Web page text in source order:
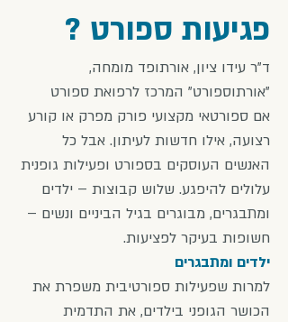
פגיעות ספורט ?
ד"ר עידו ציון, אורתופד מומחה,
"אורתוספורט" המרכז לרפואת ספורט
אם ספורטאי מקצועי פורק מפרק או קורע
רצועה, אילו חדשות לעיתון. אבל כל
האנשים העוסקים בספורט ופעילות גופנית
עלולים להיפגע. שלוש קבוצות – ילדים
ומתבגרים, מבוגרים בגיל הביניים ונשים –
חשופות בעיקר לפציעות.
ילדים ומתבגרים
למרות שפעילות ספורטיבית משפרת את
הכושר הגופני בילדים, את התדמית